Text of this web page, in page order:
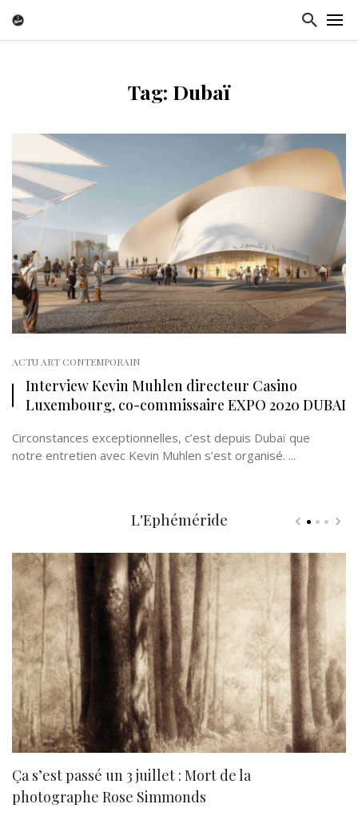
Tag: Dubaï
ACTU ART CONTEMPORAIN
Interview Kevin Muhlen directeur Casino
Luxembourg, co-commissaire EXPO 2020 DUBAI
Circonstances exceptionnelles, c’est depuis Dubaï que
notre entretien avec Kevin Muhlen s’est organisé. ...
L'Ephéméride
Ça s’est passé un 3 juillet : Mort de la
photographe Rose Simmonds